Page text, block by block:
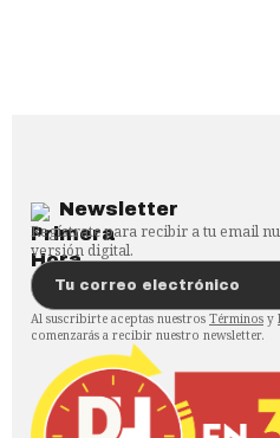
Newsletter
Regístrate para recibir a tu email
versión digital.
Al suscribirte aceptas nuestros Términos y
comenzarás a recibir nuestro newsletter.